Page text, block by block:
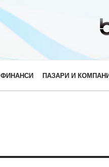
ФИНАНСИ ПАЗАРИ И